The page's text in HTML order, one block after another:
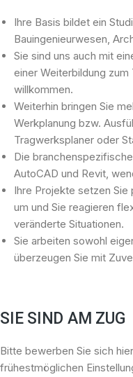
Ihre Basis bildet ein
Bauingenieurwesen,
Sie sind uns auch mit
einer Weiterbildung
willkommen.
Weiterhin bringen Sie
Werkplanung bzw.
Tragwerksplaner oder
Die
AutoCAD und Revit,
Ihre Projekte setzen
um und Sie reagieren
veränderte Situationen.
Sie arbeiten sowohl
überzeugen Sie mit
SIE SIND AM ZUG
Bitte bewerben Sie sich
frühestmöglichen